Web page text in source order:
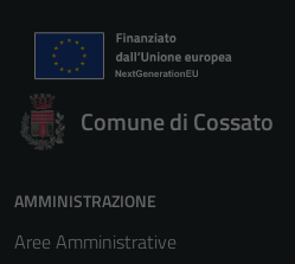
Comune di Cossato
AMMINISTRAZIONE
Aree Amministrative